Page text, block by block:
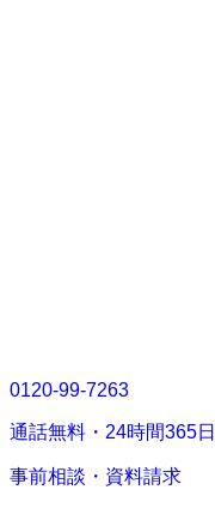
0120-99-7263
通話無料・ 24時間365日
事前相談・資料請求